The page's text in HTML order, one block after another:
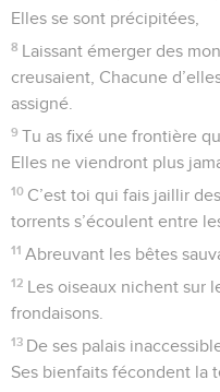
temps. Le soleil sait où il se
Tu fais descendre les
alors Que se mettent en
forêts :
Les lions chassent,
pâture.
Mais dès que paraît le
tanières.
L’homme se rend à son
Que tes œuvres sont en
avec sagesse, Ô Éternel,
Voici la mer aux bras